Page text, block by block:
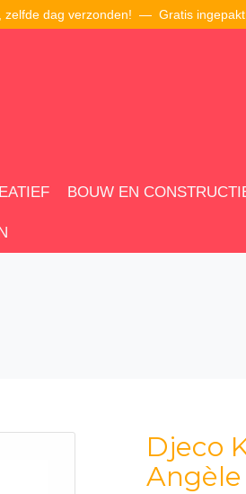
zelfde dag verzonden! — Gratis
BOUW EN
Djeco
Angèle